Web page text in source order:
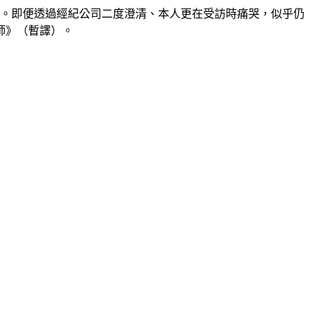
即便透過經紀公司二度澄清、本人更在受訪時痛哭，似乎仍
（暫譯）。